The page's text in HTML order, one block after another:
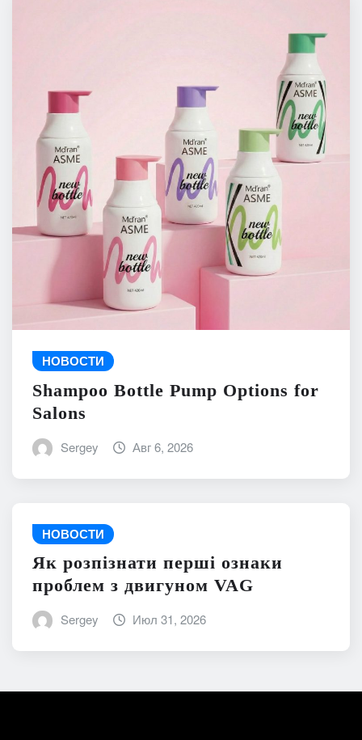
НОВОСТИ
Shampoo Bottle Pump Options for
Salons
Sergey Авг 6, 2026
НОВОСТИ
Як розпізнати перші ознаки
проблем з двигуном VAG
Sergey Июл 31, 2026